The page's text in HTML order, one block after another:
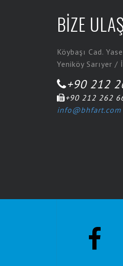
BİZE
Köybaşı Cad.
Yeniköy Sarıyer
+90 212
+90 212 262
info@bhfart.com